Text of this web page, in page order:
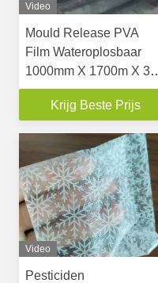
Video
Mould Release PVA
Film Wateroplosbaar
1000mm X 1700m X 30
micron Transparante
Krijg Beste Prijs
Video
Pesticiden